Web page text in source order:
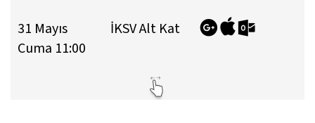
31 Mayıs
Cuma 11:00
İKSV Alt Kat